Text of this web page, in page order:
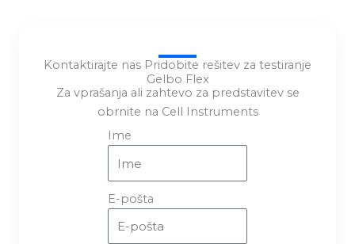
Kontaktirajte nas Pridobite rešitev za testiranje
Gelbo Flex
Za vprašanja ali zahtevo za predstavitev se
obrnite na Cell Instruments
Ime
E-pošta